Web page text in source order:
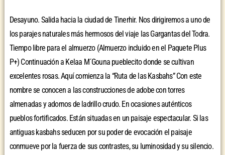
Desayuno. Salida hacia la ciudad de Tinerhir. Nos dirigiremos a uno de
los parajes naturales más hermosos del viaje las Gargantas del Todra.
Tiempo libre para el almuerzo (Almuerzo incluido en el Paquete Plus
P+) Continuación a Kelaa M´Gouna pueblecito donde se cultivan
excelentes rosas. Aquí comienza la “Ruta de las Kasbahs” Con este
nombre se conocen a las construcciones de adobe con torres
almenadas y adornos de ladrillo crudo. En ocasiones auténticos
pueblos fortificados. Están situadas en un paisaje espectacular. Si las
antiguas kasbahs seducen por su poder de evocación el paisaje
conmueve por la fuerza de sus contrastes, su luminosidad y su silencio.